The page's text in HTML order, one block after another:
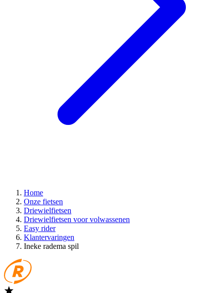
Home
Onze fietsen
Driewielfietsen
Driewielfietsen voor volwassenen
Easy rider
Klantervaringen
Ineke radema spil